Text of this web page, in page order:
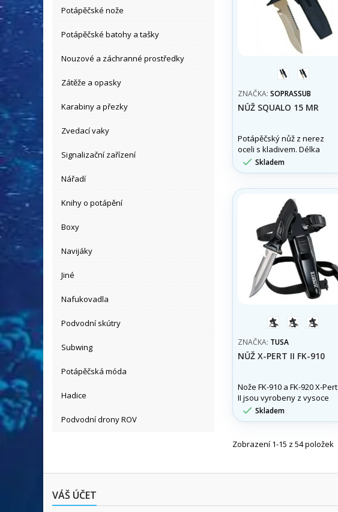
Potápěčské nože
Potápěčské batohy a tašky
Nouzové a záchranné prostředky
Zátěže a opasky
Karabiny a přezky
Zvedací vaky
Signalizační zařízení
Nářadí
Knihy o potápění
Boxy
Navijáky
Jiné
Nafukovadla
Podvodní skútry
Subwing
Potápěčská móda
Hadice
Podvodní drony ROV
žlutá black
ZNAČKA: SOPRASSUB
NŮŽ SQUALO 15 MR
Potápěčský nůž z nerez
oceli s kladivem. Délka
ostří 15 cm.
 Skladem
modrážlutá black
ZNAČKA: TUSA
NŮŽ X-PERT II FK-910
Nože FK-910 a FK-920 X-Pert
II jsou vyrobeny z vysoce
kvalitní a odolné nerezové
oceli 420.
 Skladem
Zobrazení 1-15 z 54 položek
VÁŠ ÚČET